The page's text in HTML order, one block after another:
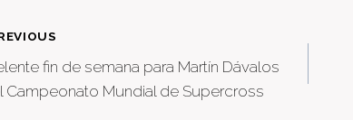
fin de semana para Martín Dávalos
Campeonato Mundial de Supercross